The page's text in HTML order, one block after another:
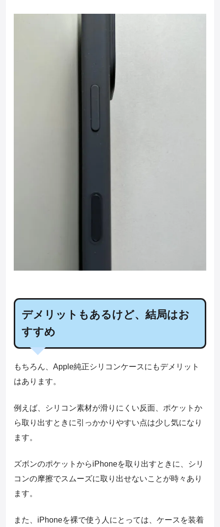
デメリットもあるけど、結局はお
すすめ
もちろん、Apple純正シリコンケースにもデメリット
はあります。
例えば、シリコン素材が滑りにくい反面、ポケットか
ら取り出すときに引っかかりやすい点は少し気になり
ます。
ズボンのポケットからiPhoneを取り出すときに、シリ
コンの摩擦でスムーズに取り出せないことが時々あり
ます。
また、iPhoneを裸で使う人にとっては、ケースを装着